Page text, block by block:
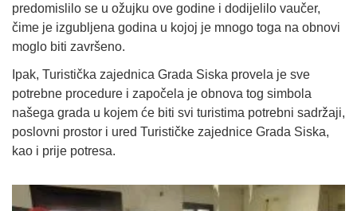
predomislilo se u ožujku ove godine i dodijelilo vaučer,
čime je izgubljena godina u kojoj je mnogo toga na obnovi
moglo biti završeno.
Ipak, Turistička zajednica Grada Siska provela je sve
potrebne procedure i započela je obnova tog simbola
našega grada u kojem će biti svi turistima potrebni sadržaji,
poslovni prostor i ured Turističke zajednice Grada Siska,
kao i prije potresa.